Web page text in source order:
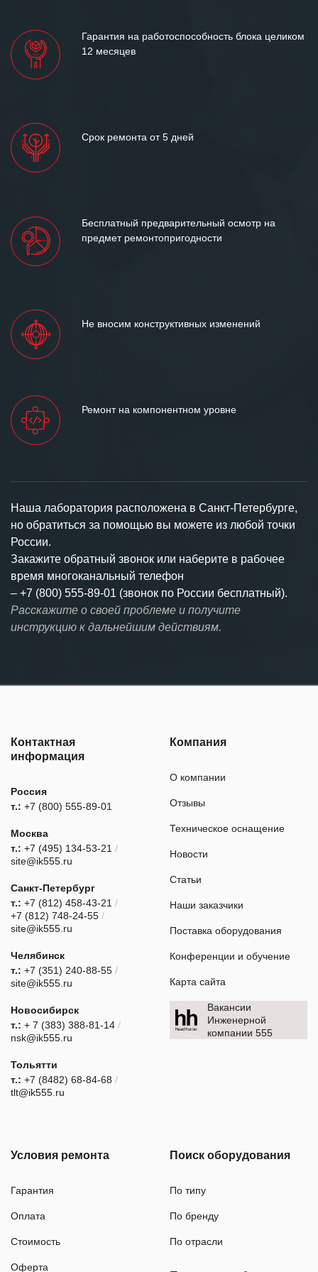
Гарантия на работоспособность блока целиком
12 месяцев
Срок ремонта от 5 дней
Бесплатный предварительный осмотр на
предмет ремонтопригодности
Не вносим конструктивных изменений
Ремонт на компонентном уровне
Наша лаборатория расположена в Санкт-Петербурге,
но обратиться за помощью вы можете из любой точки
России.
Закажите обратный звонок или наберите в рабочее
время многоканальный телефон
– +7 (800) 555-89-01 (звонок по России бесплатный).
Расскажите о своей проблеме и получите
инструкцию к дальнейшим действиям.
Контактная
информация
Россия
т.: +7 (800) 555-89-01
Москва
т.: +7 (495) 134-53-21 /
site@ik555.ru
Санкт-Петербург
т.: +7 (812) 458-43-21 /
+7 (812) 748-24-55 /
site@ik555.ru
Челябинск
т.: +7 (351) 240-88-55 /
site@ik555.ru
Новосибирск
т.: + 7 (383) 388-81-14 /
nsk@ik555.ru
Тольятти
т.: +7 (8482) 68-84-68 /
tlt@ik555.ru
Компания
О компании
Отзывы
Техническое оснащение
Новости
Статьи
Наши заказчики
Поставка оборудования
Конференции и обучение
Карта сайта
Вакансии
Инженерной
компании 555
Условия ремонта
Гарантия
Оплата
Стоимость
Оферта
Поиск оборудования
По типу
По бренду
По отрасли